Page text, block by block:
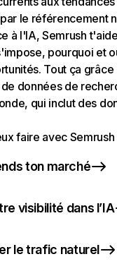
le référencement
à l'IA, Semrush
pourquoi et
Tout ça grâce
données de
qui inclut des
faire avec Semrush
ton marché
visibilité dans l’IA
le trafic naturel